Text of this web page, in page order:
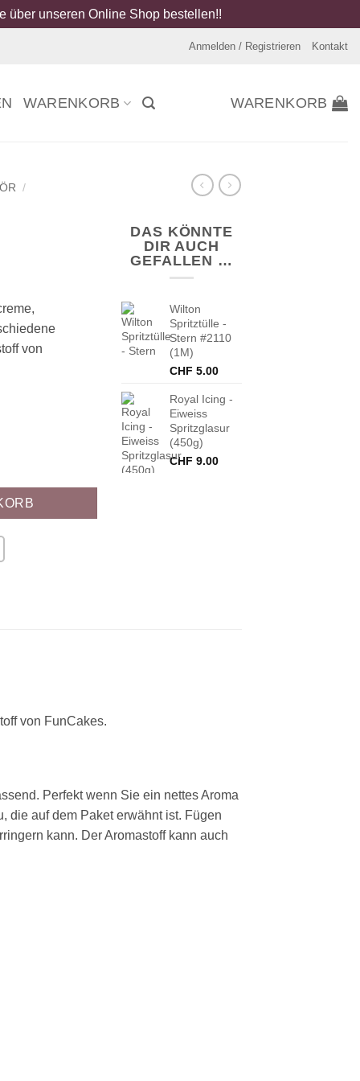
über unseren Online Shop bestellen!!
Anmelden / Registrieren Kontakt
WARENKORB WARENKORB
/
von
DAS KÖNNTE
DIR AUCH
GEFALLEN …
Wilton
Spritztülle -
Stern #2110
(1M)
CHF 5.00
Royal Icing -
Eiweiss
Spritzglasur
(450g)
CHF 9.00
von FunCakes.
Perfekt wenn Sie ein nettes Aroma
die auf dem Paket erwähnt ist. Fügen
kann. Der Aromastoff kann auch